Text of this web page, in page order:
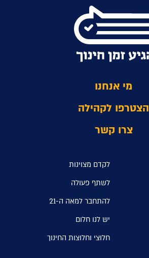
מי אנחנו
הצטרפו לקהילה
צרו קשר
לקדם מצוינות
לשתף פעולה
להתחבר למאה ה-21
יש לנו חלום
חלוצי וחלוצות החינוך